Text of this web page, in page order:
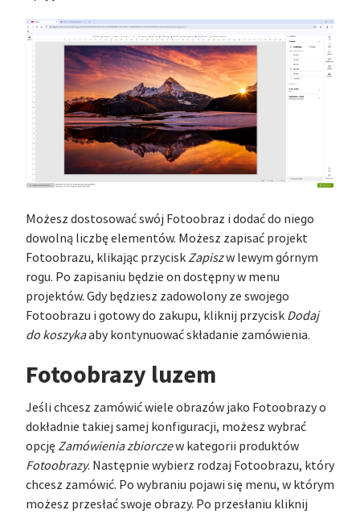
Możesz dostosować swój Fotoobraz i dodać do niego
dowolną liczbę elementów. Możesz zapisać projekt
Fotoobrazu, klikając przyciskZapiszw lewym górnym
rogu. Po zapisaniu będzie on dostępny w menu
projektów. Gdy będziesz zadowolony ze swojego
Fotoobrazu i gotowy do zakupu, kliknij przycisk Dodaj
do koszykaaby kontynuować składanie zamówienia.
Fotoobrazy luzem
Jeśli chcesz zamówić wiele obrazów jako Fotoobrazy o
dokładnie takiej samej konfiguracji, możesz wybrać
opcję Zamówienia zbiorczew kategorii produktów
Fotoobrazy. Następnie wybierz rodzaj Fotoobrazu, który
chcesz zamówić. Po wybraniu pojawi się menu, w którym
możesz przesłać swoje obrazy. Po przesłaniu kliknij